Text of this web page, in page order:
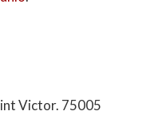
Victor. 75005